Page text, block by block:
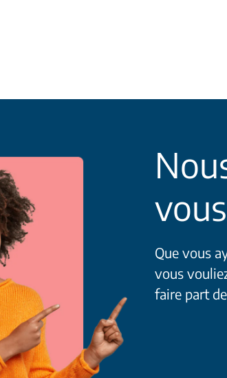
Que vous
vous
faire part